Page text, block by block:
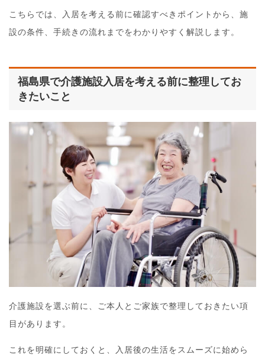
こちらでは、入居を考える前に確認すべきポイントから、施
設の条件、手続きの流れまでをわかりやすく解説します。
福島県で介護施設入居を考える前に整理してお
きたいこと
介護施設を選ぶ前に、ご本人とご家族で整理しておきたい項
目があります。
これを明確にしておくと、入居後の生活をスムーズに始めら